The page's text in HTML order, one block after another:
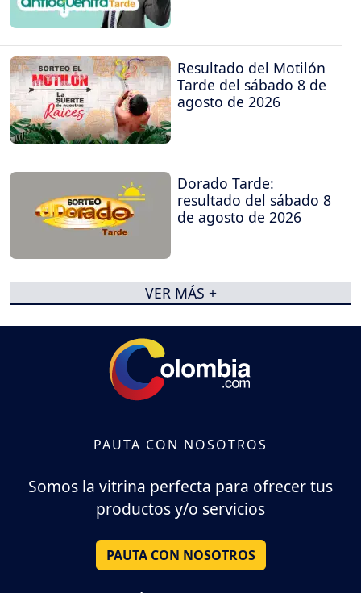
Resultado del Motilón
Tarde del sábado 8 de
agosto de 2026
Dorado Tarde:
resultado del sábado 8
de agosto de 2026
VER MÁS +
PAUTA CON NOSOTROS
Somos la vitrina perfecta para ofrecer tus
productos y/o servicios
PAUTA CON NOSOTROS